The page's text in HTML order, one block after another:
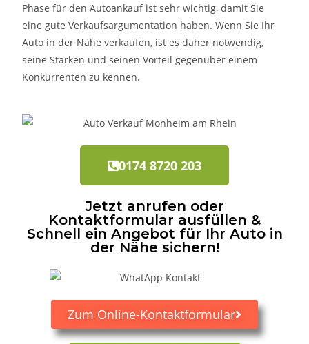
Phase für den Autoankauf ist sehr wichtig, damit Sie
eine gute Verkaufsargumentation haben. Wenn Sie Ihr
Auto in der Nähe verkaufen, ist es daher notwendig,
seine Stärken und seinen Vorteil gegenüber einem
Konkurrenten zu kennen.
0174 8720 203
Jetzt anrufen oder
Kontaktformular ausfüllen &
Schnell ein Angebot für Ihr Auto in
der Nähe sichern!
Zum Online-Kontaktformular